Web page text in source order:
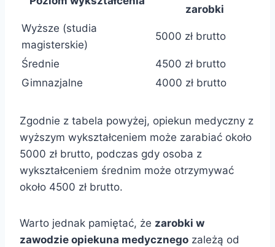
zarobki
Wyższe (studia
magisterskie)
5000 zł brutto
Średnie
4500 zł brutto
Gimnazjalne
4000 zł brutto
Zgodnie z tabela powyżej, opiekun medyczny z
wyższym wykształceniem może zarabiać około
5000 zł brutto, podczas gdy osoba z
wykształceniem średnim może otrzymywać
około 4500 zł brutto.
Warto jednak pamiętać, że zarobki w
zawodzie opiekuna medycznego zależą od